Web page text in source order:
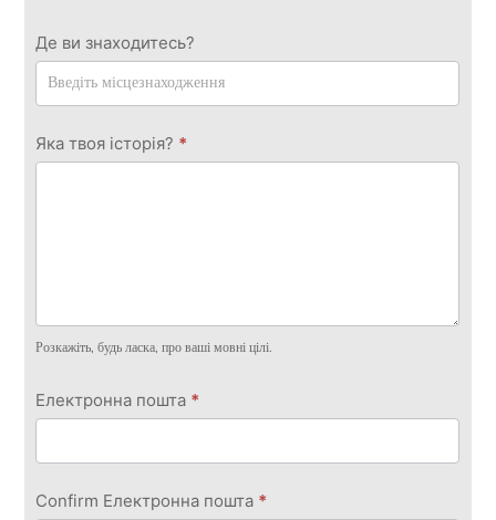
Де ви знаходитесь?
Яка твоя історія? *
Розкажіть, будь ласка, про ваші мовні цілі.
Електронна пошта *
Confirm Електронна пошта *